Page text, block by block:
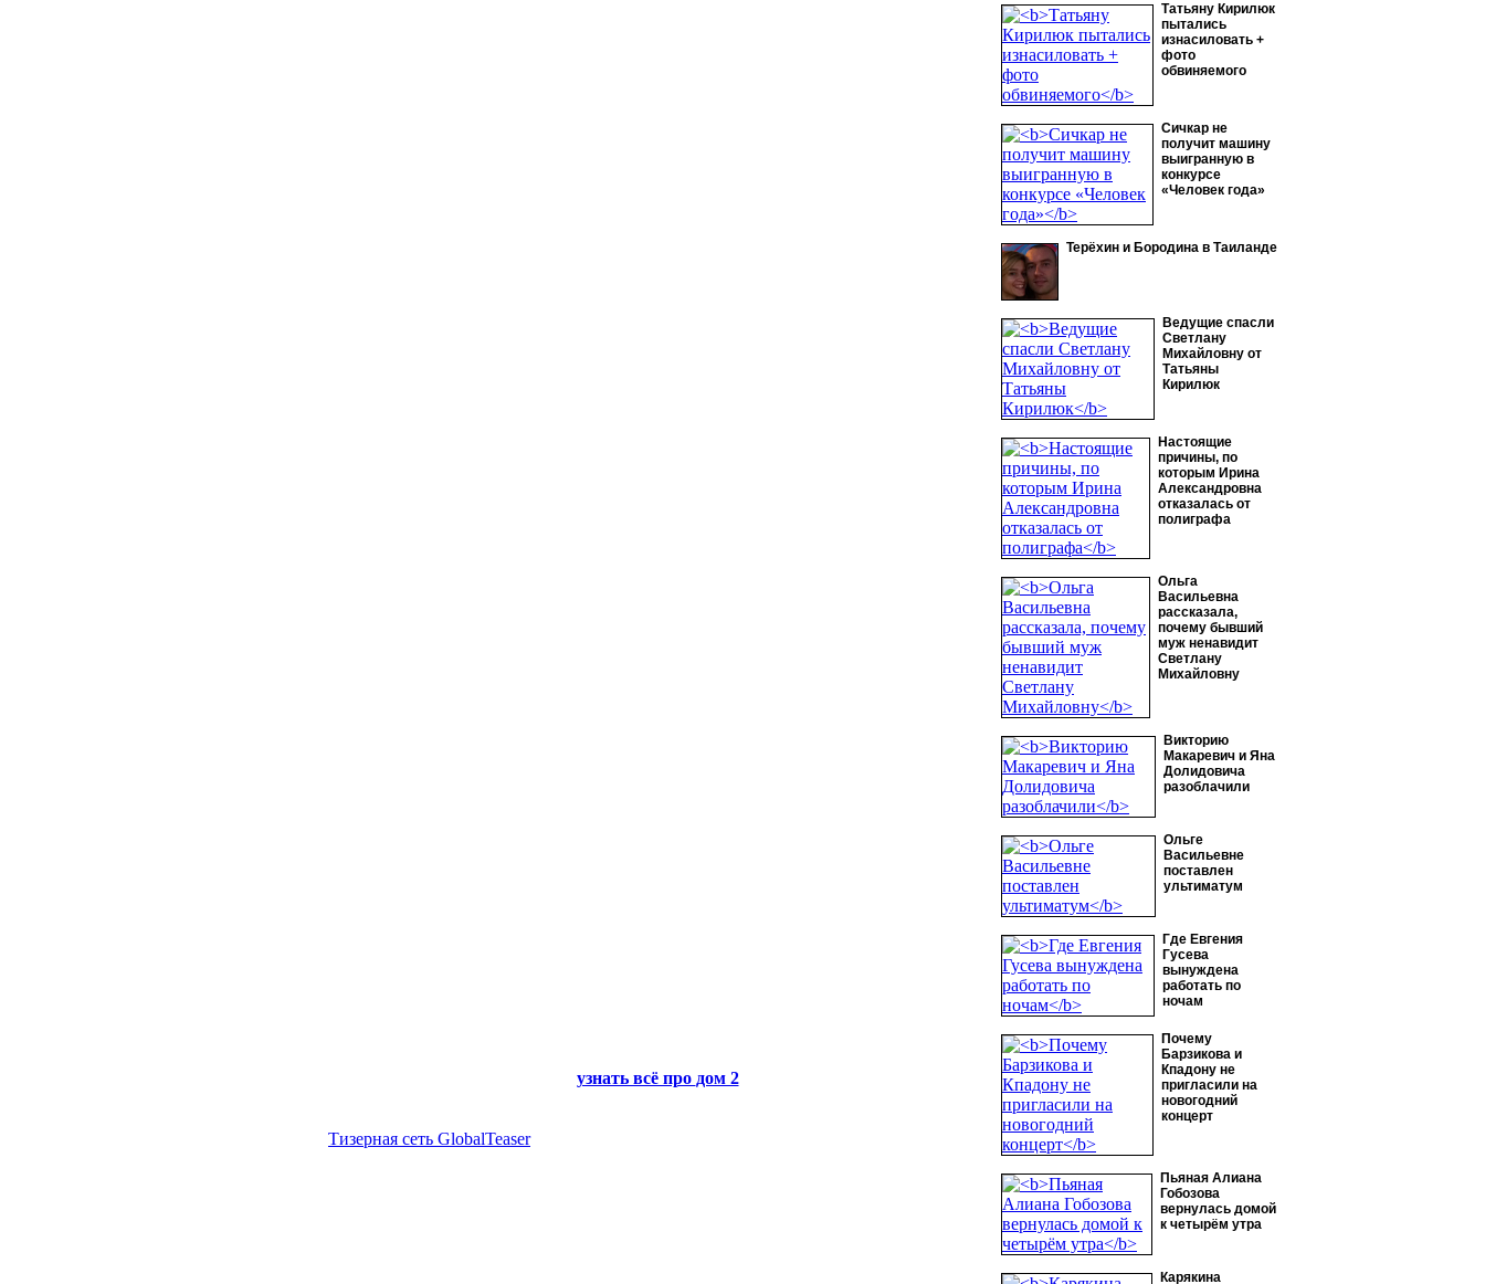
Татьяну Кирилюк
пытались
изнасиловать +
фото
обвиняемого
Сичкар не
получит машину
выигранную в
конкурсе
«Человек года»
Терёхин и Бородина в Таиланде
Ведущие спасли
Светлану
Михайловну от
Татьяны
Кирилюк
Настоящие
причины, по
которым Ирина
Александровна
отказалась от
полиграфа
Ольга
Васильевна
рассказала,
почему бывший
муж ненавидит
Светлану
Михайловну
Викторию
Макаревич и Яна
Долидовича
разоблачили
Ольге
Васильевне
поставлен
ультиматум
Где Евгения
Гусева
вынуждена
работать по
ночам
Почему
Барзикова и
Кпадону не
пригласили на
новогодний
концерт
Пьяная Алиана
Гобозова
вернулась домой
к четырём утра
Карякина
узнать всё про дом 2
Тизерная сеть GlobalTeaser